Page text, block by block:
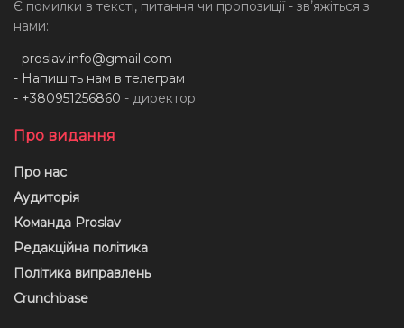
Є помилки в тексті, питання чи пропозиції - звʼяжіться з
нами:
- proslav.info@gmail.com
- Напишіть нам в телеграм
- +380951256860 - директор
Про видання
Про нас
Аудиторія
Команда Proslav
Редакційна політика
Політика виправлень
Crunchbase